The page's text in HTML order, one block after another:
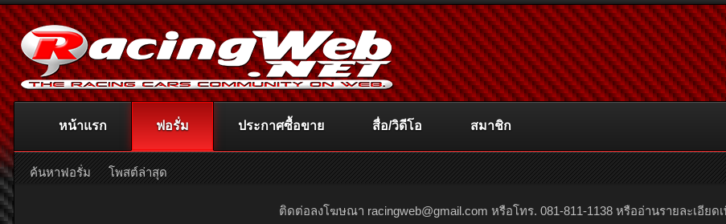
ติดต่อลงโฆษณา racingweb@gmail.com หรือโทร. 081-811-1138 หรืออ่านรายละเอีย
หน้าแรก ฟอรั่ม
ค้นหาฟอรั่ม โพสต์ล่าสุด
ประกาศซื้อขาย สื่อ/วิดีโอ สมาชิก